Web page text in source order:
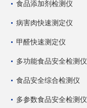
食品添加剂检测仪
病害肉快速测定仪
甲醛快速测定仪
多功能食品安全检测仪
食品安全综合检测仪
多参数食品安全检测仪